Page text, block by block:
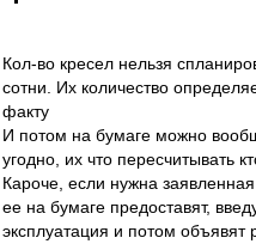
Кол-во кресел нельзя
сотни. Их количество
факту
И потом на бумаге можно
угодно, их что пересчитывать
Кароче, если нужна
ее на бумаге предоставят,
эксплуатация и потом объявят